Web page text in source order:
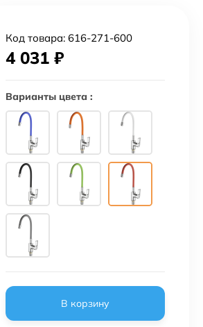
Код товара: 616-271-600
4 031 ₽
Варианты цвета :
В корзину